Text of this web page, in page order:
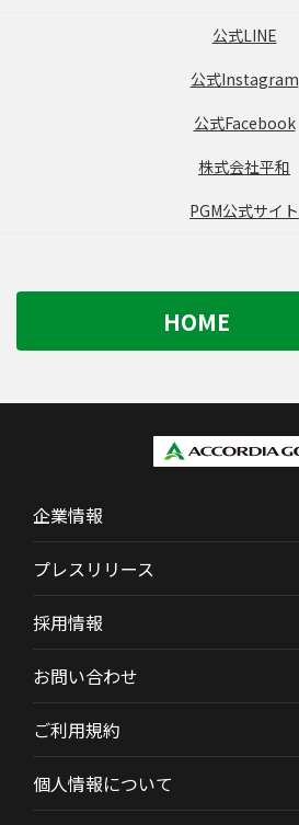
公式LINE
公式Instagram
公式Facebook
株式会社平和
PGM公式サイト
HOME
企業情報
プレスリリース
採用情報
お問い合わせ
ご利用規約
個人情報について